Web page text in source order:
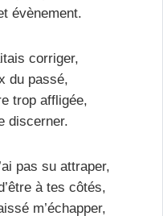
évènement.
corriger,
du passé,
trop affligée,
discerner.
pas su attraper,
à tes côtés,
m’échapper,